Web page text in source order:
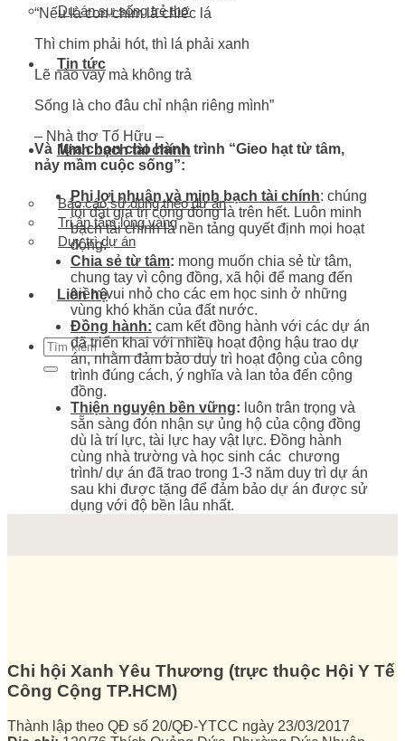
Dự án sự sống trẻ thơ
Tin tức
Minh bạch tài chính
Báo cáo sử dụng theo dự án
Tri ân tấm lòng vàng
Duy trì dự án
Liên hệ
“Nếu là con chim là chiếc lá
Thì chim phải hót, thì lá phải xanh
Lẽ nào vay mà không trả
Sống là cho đâu chỉ nhận riêng mình”
– Nhà thơ Tố Hữu –
Và lựa chọn cho hành trình “Gieo hạt từ tâm,
nảy mầm cuộc sống”:
Phi lợi nhuậnvà minh bạch tài chính: chúng
tôi đặt giá trị cộng đồng là trên hết. Luôn minh
bạch tài chính là nền tảng quyết định mọi hoạt
động.
Chia sẻ từ tâm: mong muốn chia sẻ từ tâm,
chung tay vì cộng đồng, xã hội để mang đến
niềm vui nhỏ cho các em học sinh ở những
vùng khó khăn của đất nước.
Đồng hành: cam kết đồng hành với các dự án
đã triển khai với nhiều hoạt động hậu trao dự
án, nhằm đảm bảo duy trì hoạt động của công
trình đúng cách, ý nghĩa và lan tỏa đến cộng
đồng.
Thiện nguyện bền vững: luôn trân trọng và
sẵn sàng đón nhận sự ủng hộ của cộng đồng
dù là trí lực, tài lực hay vật lực. Đồng hành
cùng nhà trường và học sinh các chương
trình/ dự án đã trao trong 1-3 năm duy trì dự án
sau khi được tặng để đảm bảo dự án được sử
dụng với độ bền lâu nhất.
Chi hội Xanh Yêu Thương (trực thuộc Hội Y Tế
Công Cộng TP.HCM)
Thành lập theo QĐ số 20/QĐ-YTCC ngày 23/03/2017